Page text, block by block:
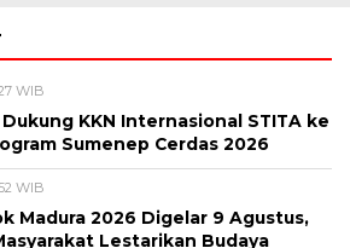
WIB
KKN Internasional STITA ke
Sumenep Cerdas 2026
WIB
Madura 2026 Digelar 9 Agustus,
Lestarikan Budaya